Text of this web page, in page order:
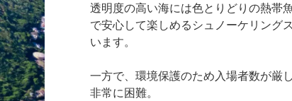
透明度の高い海には色とりどりの熱帯
で安心して楽しめるシュノーケリング
います。
一方で、環境保護のため入場者数が厳
非常に困難。